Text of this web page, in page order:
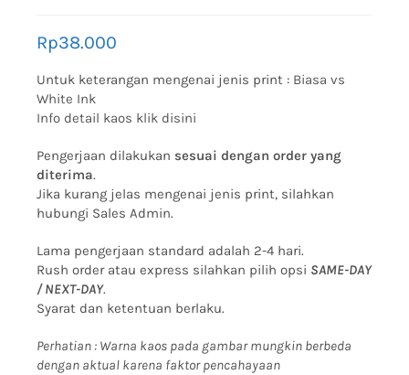
Rp38.000
Untuk keterangan mengenai jenis print : Biasa vs
White Ink
Info detail kaos klik disini
Pengerjaan dilakukan sesuai dengan order yang
diterima.
Jika kurang jelas mengenai jenis print, silahkan
hubungi Sales Admin.
Lama pengerjaan standard adalah 2-4 hari.
Rush order atau express silahkan pilih opsi SAME-DAY
/ NEXT-DAY.
Syarat dan ketentuan berlaku.
Perhatian : Warna kaos pada gambar mungkin berbeda
dengan aktual karena faktor pencahayaan